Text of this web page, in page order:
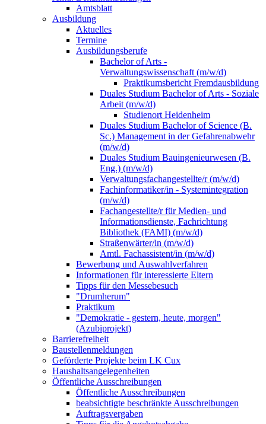
Amtsblatt
Ausbildung
Aktuelles
Termine
Ausbildungsberufe
Bachelor of Arts -
Verwaltungswissenschaft (m/w/d)
Praktikumsbericht Fremdausbildung
Duales Studium Bachelor of Arts - Soziale
Arbeit (m/w/d)
Studienort Heidenheim
Duales Studium Bachelor of Science (B.
Sc.) Management in der Gefahrenabwehr
(m/w/d)
Duales Studium Bauingenieurwesen (B.
Eng.) (m/w/d)
Verwaltungsfachangestellte/r (m/w/d)
Fachinformatiker/in - Systemintegration
(m/w/d)
Fachangestellte/r für Medien- und
Informationsdienste, Fachrichtung
Bibliothek (FAMI) (m/w/d)
Straßenwärter/in (m/w/d)
Amtl. Fachassistent/in (m/w/d)
Bewerbung und Auswahlverfahren
Informationen für interessierte Eltern
Tipps für den Messebesuch
"Drumherum"
Praktikum
"Demokratie - gestern, heute, morgen"
(Azubiprojekt)
Barrierefreiheit
Baustellenmeldungen
Geförderte Projekte beim LK Cux
Haushaltsangelegenheiten
Öffentliche Ausschreibungen
Öffentliche Ausschreibungen
beabsichtigte beschränkte Ausschreibungen
Auftragsvergaben